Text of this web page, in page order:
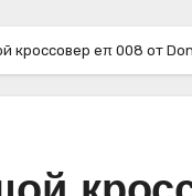
кроссовер eπ 008 от